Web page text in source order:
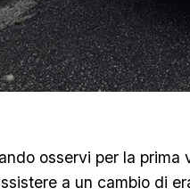
osservi per la prima
a un cambio di